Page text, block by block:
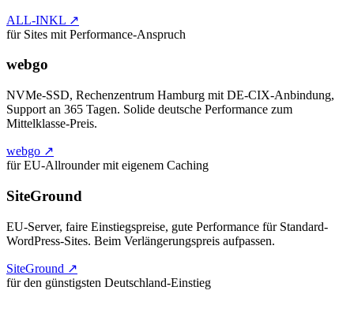
ALL-INKL ↗
für Sites mit Performance-Anspruch
webgo
NVMe-SSD, Rechenzentrum Hamburg mit DE-CIX-Anbindung,
Support an 365 Tagen. Solide deutsche Performance zum
Mittelklasse-Preis.
webgo ↗
für EU-Allrounder mit eigenem Caching
SiteGround
EU-Server, faire Einstiegspreise, gute Performance für Standard-
WordPress-Sites. Beim Verlängerungspreis aufpassen.
SiteGround ↗
für den günstigsten Deutschland-Einstieg